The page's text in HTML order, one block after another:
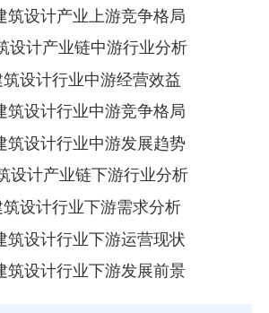
筑设计产业上游竞争格局
设计产业链中游行业分析
设计行业中游经营效益
筑设计行业中游竞争格局
筑设计行业中游发展趋势
设计产业链下游行业分析
设计行业下游需求分析
筑设计行业下游运营现状
筑设计行业下游发展前景